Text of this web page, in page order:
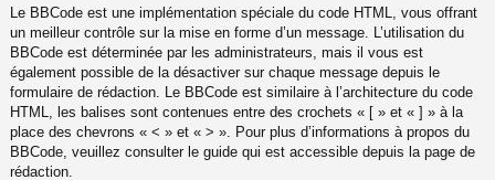
Le BBCode est une implémentation spéciale du code HTML, vous offrant
un meilleur contrôle sur la mise en forme d’un message. L’utilisation du
BBCode est déterminée par les administrateurs, mais il vous est
également possible de la désactiver sur chaque message depuis le
formulaire de rédaction. Le BBCode est similaire à l’architecture du code
HTML, les balises sont contenues entre des crochets « [ » et « ] » à la
place des chevrons « < » et « > ». Pour plus d’informations à propos du
BBCode, veuillez consulter le guide qui est accessible depuis la page de
rédaction.